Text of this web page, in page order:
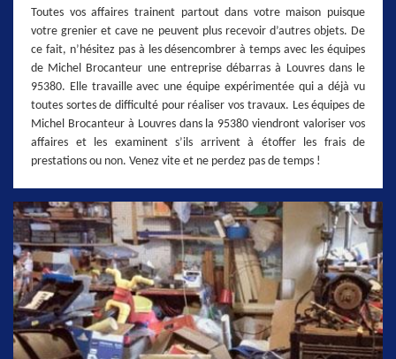
Toutes vos affaires trainent partout dans votre maison puisque
votre grenier et cave ne peuvent plus recevoir d’autres objets. De
ce fait, n’hésitez pas à les désencombrer à temps avec les équipes
de Michel Brocanteur une entreprise débarras à Louvres dans le
95380. Elle travaille avec une équipe expérimentée qui a déjà vu
toutes sortes de difficulté pour réaliser vos travaux. Les équipes de
Michel Brocanteur à Louvres dans la 95380 viendront valoriser vos
affaires et les examinent s’ils arrivent à étoffer les frais de
prestations ou non. Venez vite et ne perdez pas de temps !